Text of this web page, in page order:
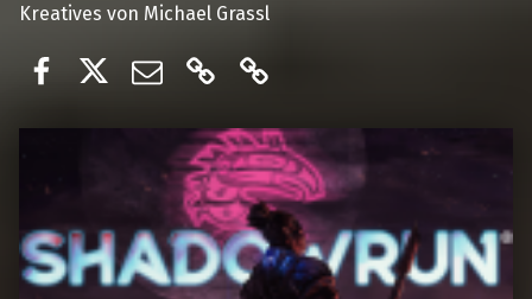
Kreatives von Michael Grassl